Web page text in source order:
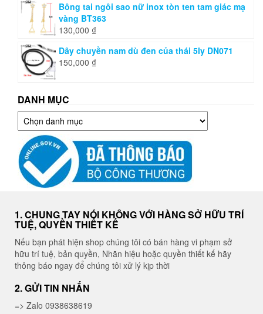
Bông tai ngôi sao nữ inox tòn ten tam giác mạ
vàng BT363
130,000 ₫
Dây chuyền nam dù đen của thái 5ly DN071
150,000 ₫
DANH MỤC
Danh
mục
1. CHUNG TAY NÓI KHÔNG VỚI HÀNG SỞ HỮU TRÍ
TUỆ, QUYỀN THIẾT KẾ
Nếu bạn phát hiện shop chúng tôi có bán hàng vi phạm sở
hữu trí tuệ, bản quyền, Nhãn hiệu hoặc quyền thiết kế hãy
thông báo ngay để chúng tôi xử lý kịp thời
2. GỬI TIN NHẮN
=> Zalo 0938638619